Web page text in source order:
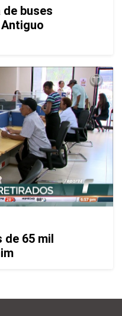
buses
de 65 mil